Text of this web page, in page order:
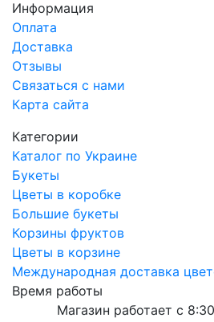
Информация
Оплата
Доставка
Отзывы
Связаться с нами
Карта сайта
Категории
Каталог по Украине
Букеты
Цветы в коробке
Большие букеты
Корзины фруктов
Цветы в корзине
Международная доставка
Время работы
Магазин работает с